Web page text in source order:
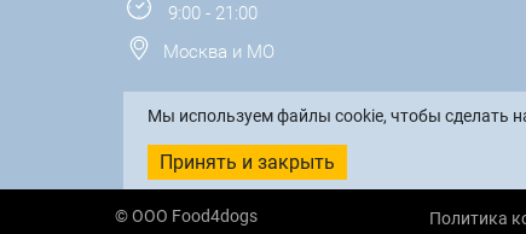
9:00 - 21:00
Москва и МО
© ООО Food4dogs Политика
Мы используем файлы cookie, чтобы сделать
Принять и закрыть